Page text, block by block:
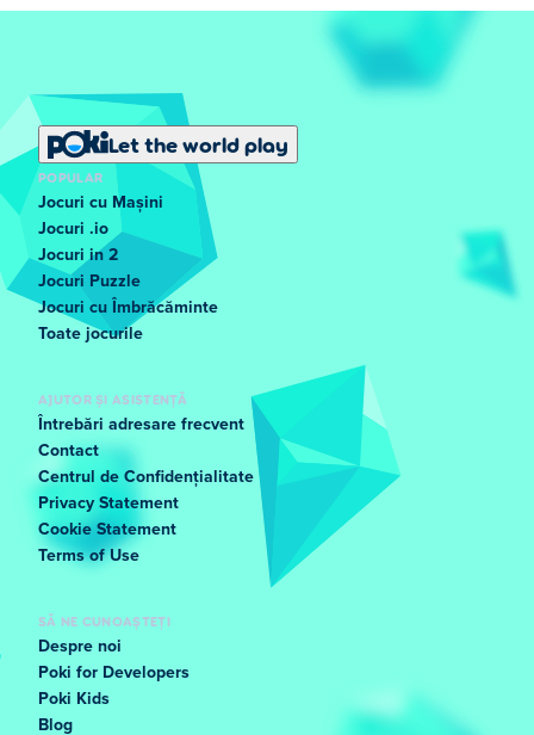
Let the world play
POPULAR
Jocuri cu Mașini
Jocuri .io
Jocuri in 2
Jocuri Puzzle
Jocuri cu Îmbrăcăminte
Toate jocurile
AJUTOR ȘI ASISTENȚĂ
Întrebări adresare frecvent
Contact
Centrul de Confidențialitate
Privacy Statement
Cookie Statement
Terms of Use
SĂ NE CUNOAȘTEȚI
Despre noi
Poki for Developers
Poki Kids
Blog